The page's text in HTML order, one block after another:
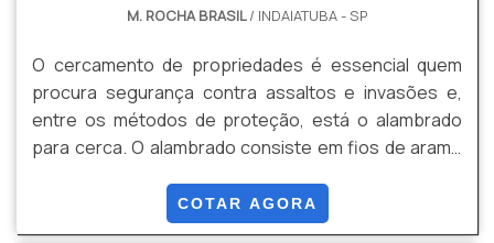
M. ROCHA BRASIL/ INDAIATUBA - SP
O cercamento de propriedades é essencial quem
procura segurança contra assaltos e invasões e,
entre os métodos de proteção, está o alambrado
para cerca. O alambrado consiste em fios de arame
losangulares ou quadriculares, anexos em mourões
para manter a fixação e a força da tela, envolvendo a
COTAR AGORA